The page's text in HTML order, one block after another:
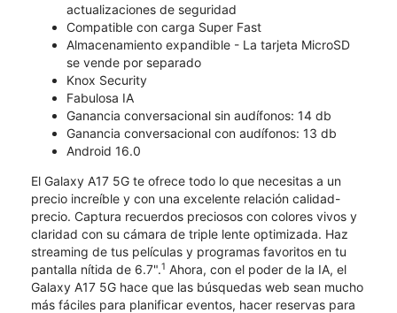
actualizaciones de seguridad
Compatible con carga Super Fast
Almacenamiento expandible - La tarjeta MicroSD
se vende por separado
Knox Security
Fabulosa IA
Ganancia conversacional sin audífonos: 14 db
Ganancia conversacional con audífonos: 13 db
Android 16.0
El Galaxy A17 5G te ofrece todo lo que necesitas a un
precio increíble y con una excelente relación calidad-
precio. Captura recuerdos preciosos con colores vivos y
claridad con su cámara de triple lente optimizada. Haz
streaming de tus películas y programas favoritos en tu
pantalla nítida de 6.7".1 Ahora, con el poder de la IA, el
Galaxy A17 5G hace que las búsquedas web sean mucho
más fáciles para planificar eventos, hacer reservas para